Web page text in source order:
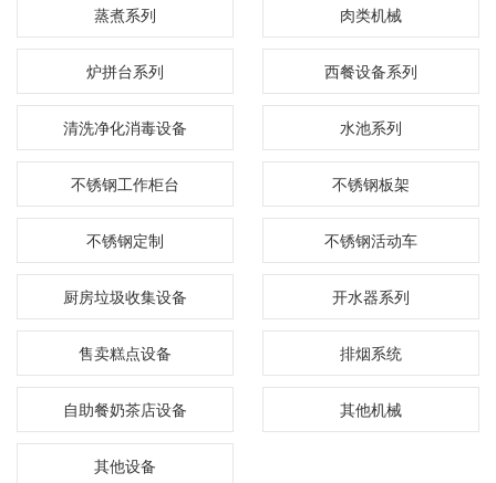
蒸煮系列 肉类机械
炉拼台系列 西餐设备系列
清洗净化消毒设备 水池系列
不锈钢工作柜台 不锈钢板架
不锈钢定制 不锈钢活动车
厨房垃圾收集设备 开水器系列
售卖糕点设备 排烟系统
自助餐奶茶店设备 其他机械
其他设备